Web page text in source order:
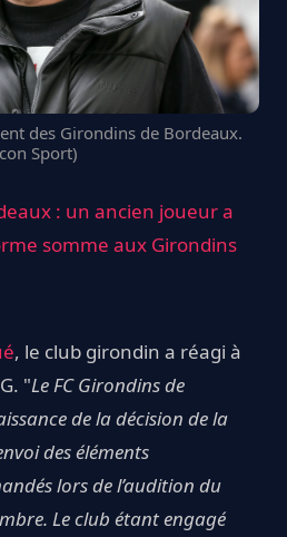
des Girondins de Bordeaux.
Sport)
: un ancien joueur a
somme aux Girondins
, le club girondin a réagi à
"Le FC Girondins de
de la décision de la
des éléments
lors de l’audition du
Le club étant engagé